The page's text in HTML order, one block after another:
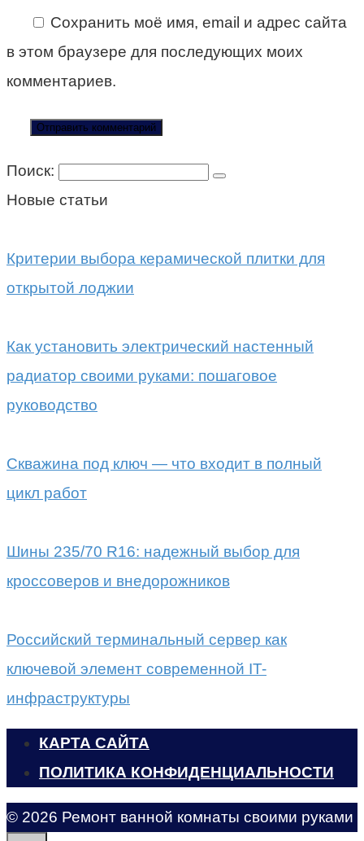
Сохранить моё имя, email и адрес сайта
в этом браузере для последующих моих
комментариев.
Поиск:
Новые статьи
Критерии выбора керамической плитки для
открытой лоджии
Как установить электрический настенный
радиатор своими руками: пошаговое
руководство
Скважина под ключ — что входит в полный
цикл работ
Шины 235/70 R16: надежный выбор для
кроссоверов и внедорожников
Российский терминальный сервер как
ключевой элемент современной IT-
инфраструктуры
КАРТА САЙТА
ПОЛИТИКА КОНФИДЕНЦИАЛЬНОСТИ
© 2026 Ремонт ванной комнаты своими руками